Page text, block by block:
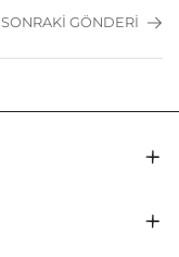
SONRAKI GÖNDERI